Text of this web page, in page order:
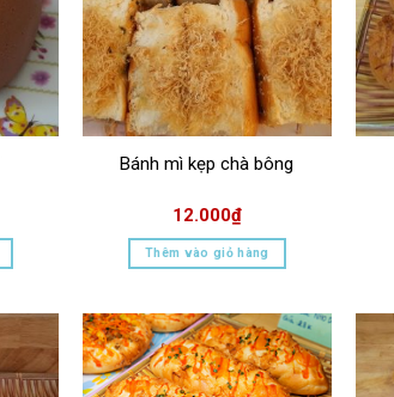
Bánh mì kẹp chà bông
12.000₫
Thêm vào giỏ hàng